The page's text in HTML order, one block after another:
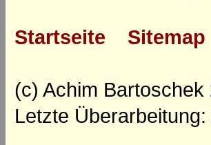
Startseite Sitemap
(c) Achim Bartoschek
Letzte